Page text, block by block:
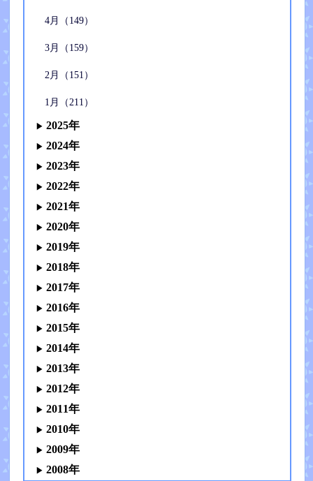
4月（149）
3月（159）
2月（151）
1月（211）
2025年
2024年
2023年
2022年
2021年
2020年
2019年
2018年
2017年
2016年
2015年
2014年
2013年
2012年
2011年
2010年
2009年
2008年